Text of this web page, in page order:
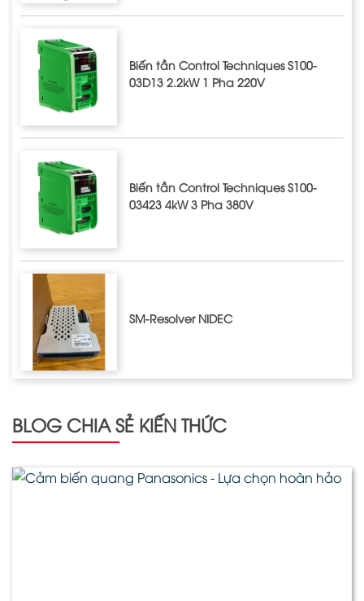
Biến tần Control Techniques S100-
03D13 2.2kW 1 Pha 220V
Biến tần Control Techniques S100-
03423 4kW 3 Pha 380V
SM-Resolver NIDEC
BLOG CHIA SẺ KIẾN THỨC